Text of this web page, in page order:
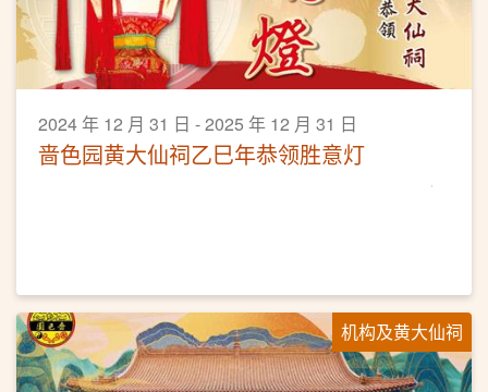
2024 年 12 月 31 日 - 2025 年 12 月 31 日
啬色园黄大仙祠乙巳年恭领胜意灯
机构及黄大仙祠